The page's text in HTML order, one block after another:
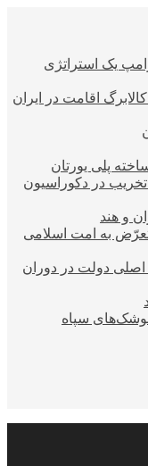
یک استراتژی
اقامت در ایران
پلی یورتان
در دکوراسیون
و هند
تعرّض به امت اسلامی
اصلی دولت در دوران
سپاه